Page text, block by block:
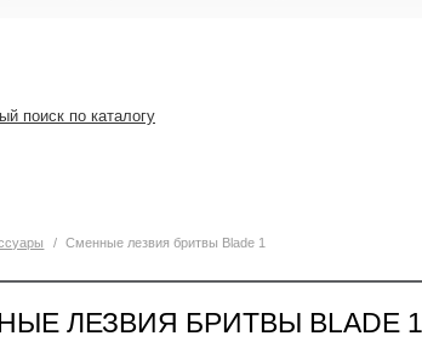
поиск по каталогу
/ Сменные лезвия бритвы Blade 1
ЛЕЗВИЯ БРИТВЫ BLADE 1